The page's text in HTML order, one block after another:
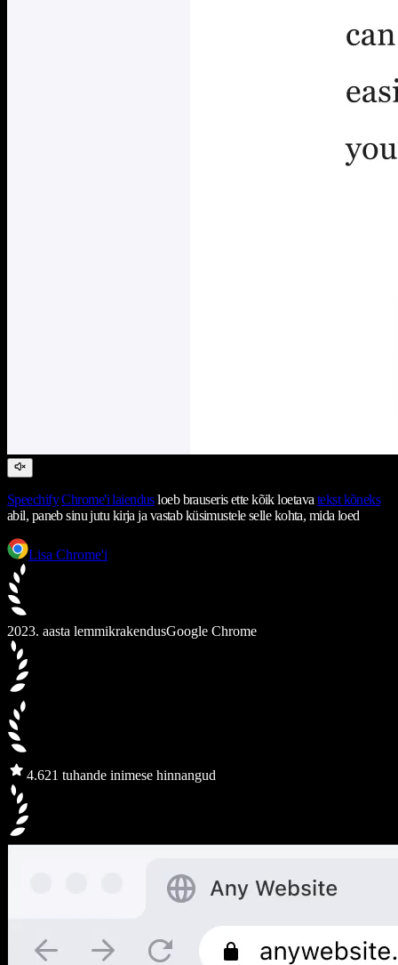
Speechify Chrome'i laiendusloeb brauseris ette kõik loetava tekst kõneks
abil, paneb sinu jutu kirja ja vastab küsimustele selle kohta, mida loed
Lisa Chrome'i
2023. aasta lemmikrakendusGoogle Chrome
4.621 tuhande inimese hinnangud